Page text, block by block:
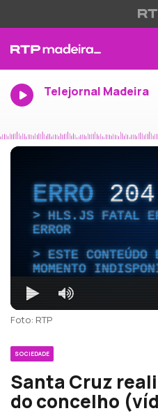
Telejornal Madeira
ERRO204
HLS.JS FATAL
ERROR
ESTE CONTEÚDO
MOMENTO
Foto: RTP
SOCIEDADE
Santa Cruz
do concelho